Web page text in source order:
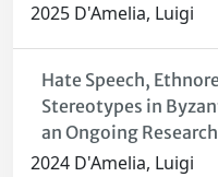
2025 D'Amelia, Luigi
Hate Speech,
Stereotypes in
an Ongoing
2024 D'Amelia, Luigi